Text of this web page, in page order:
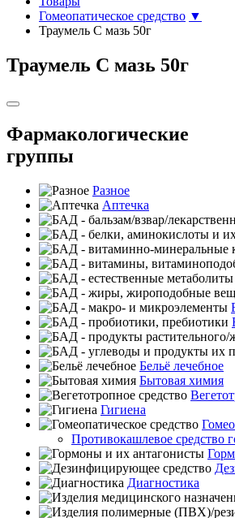
Гомеопатическое средство ▼
Траумель С мазь 50г
Траумель С мазь 50г
Фармакологические
группы
Разное
Аптечка
Бельё лечебное
Бытовая химия
Гигиена
Противокашлевое средство
Диагностика